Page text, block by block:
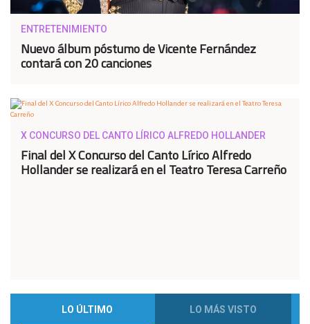
ENTRETENIMIENTO
Nuevo álbum póstumo de Vicente Fernández
contará con 20 canciones
X CONCURSO DEL CANTO LÍRICO ALFREDO HOLLANDER
Final del X Concurso del Canto Lírico Alfredo
Hollander se realizará en el Teatro Teresa Carreño
LO ÚLTIMO LO MÁS VISTO